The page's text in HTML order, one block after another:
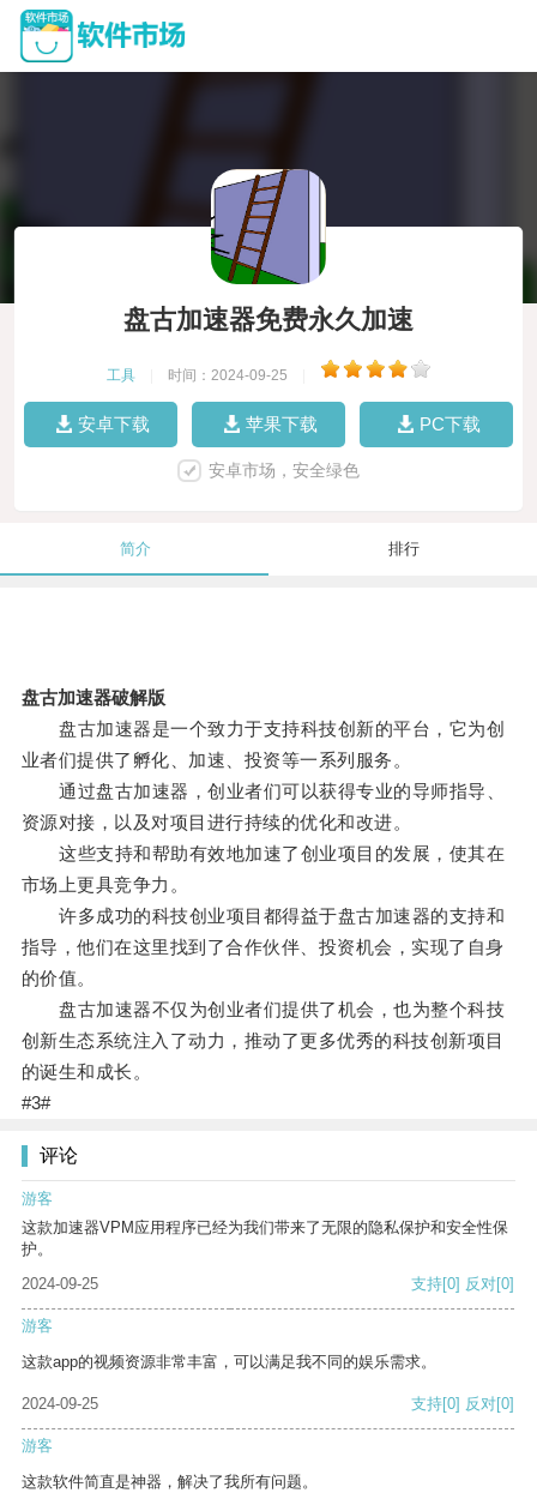
盘古加速器免费永久加速
工具 时间：2024-09-25
安卓下载 苹果下载 PC下载
安卓市场，安全绿色
简介 排行
盘古加速器破解版
盘古加速器是一个致力于支持科技创新的平台，它为创
业者们提供了孵化、加速、投资等一系列服务。
通过盘古加速器，创业者们可以获得专业的导师指导、
资源对接，以及对项目进行持续的优化和改进。
这些支持和帮助有效地加速了创业项目的发展，使其在
市场上更具竞争力。
许多成功的科技创业项目都得益于盘古加速器的支持和
指导，他们在这里找到了合作伙伴、投资机会，实现了自身
的价值。
盘古加速器不仅为创业者们提供了机会，也为整个科技
创新生态系统注入了动力，推动了更多优秀的科技创新项目
的诞生和成长。
#3#
评论
游客
这款加速器VPM应用程序已经为我们带来了无限的隐私保护和安全性保
护。
2024-09-25
支持[0] 反对[0]
游客
这款app的视频资源非常丰富，可以满足我不同的娱乐需求。
2024-09-25 支持[0] 反对[0]
游客
这款软件简直是神器，解决了我所有问题。